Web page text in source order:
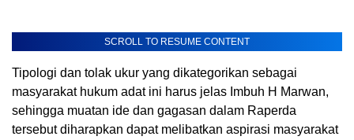
SCROLL TO RESUME CONTENT
Tipologi dan tolak ukur yang dikategorikan sebagai
masyarakat hukum adat ini harus jelas Imbuh H Marwan,
sehingga muatan ide dan gagasan dalam Raperda
tersebut diharapkan dapat melibatkan aspirasi masyarakat